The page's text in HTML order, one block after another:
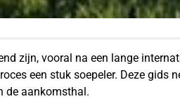
zijn, vooral na een lange
een stuk soepeler. Deze
de aankomsthal.